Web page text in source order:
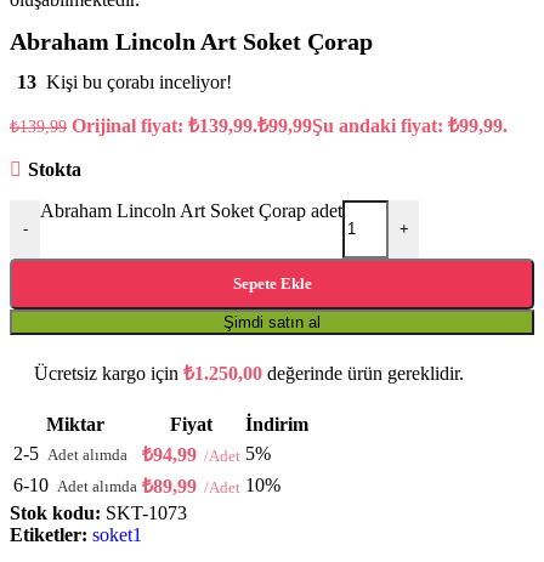
Abraham Lincoln Art Soket Çorap
13 Kişi bu çorabı inceliyor!
₺139,99 Orijinal fiyat: ₺139,99.₺99,99Şu andaki fiyat: ₺99,99.
Stokta
-
Abraham Lincoln Art Soket Çorap adet
+
Sepete Ekle
Şimdi satın al
Ücretsiz kargo için ₺1.250,00 değerinde ürün gereklidir.
Miktar Fiyat
İndirim
2-5
₺94,99
5%
6-10
₺89,99
10%
Stok kodu: SKT-1073
Etiketler: soket1